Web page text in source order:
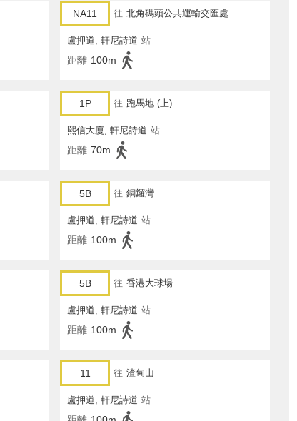
NA11 往 北角碼頭公共運輸交匯處
盧押道, 軒尼詩道 站
距離 100m
1P 往 跑馬地 (上)
熙信大廈, 軒尼詩道 站
距離 70m
5B 往 銅鑼灣
盧押道, 軒尼詩道 站
距離 100m
5B 往 香港大球場
盧押道, 軒尼詩道 站
距離 100m
11 往 渣甸山
盧押道, 軒尼詩道 站